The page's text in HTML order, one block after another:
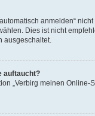
anmelden“
Dies ist nicht
ausgeschaltet.
auftaucht?
„Verbirg meinen